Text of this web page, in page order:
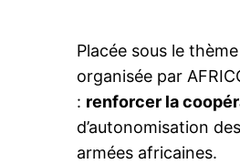
Placée sous le thème
organisée par
: renforcer la
d’autonomisation
armées africaines.